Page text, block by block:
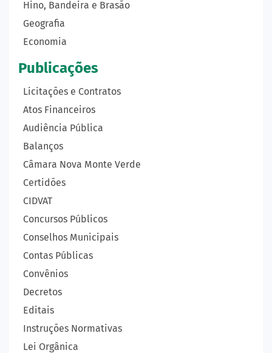
Hino, Bandeira e Brasão
Geografia
Economia
Publicações
Licitações e Contratos
Atos Financeiros
Audiência Pública
Balanços
Câmara Nova Monte Verde
Certidões
CIDVAT
Concursos Públicos
Conselhos Municipais
Contas Públicas
Convênios
Decretos
Editais
Instruções Normativas
Lei Orgânica